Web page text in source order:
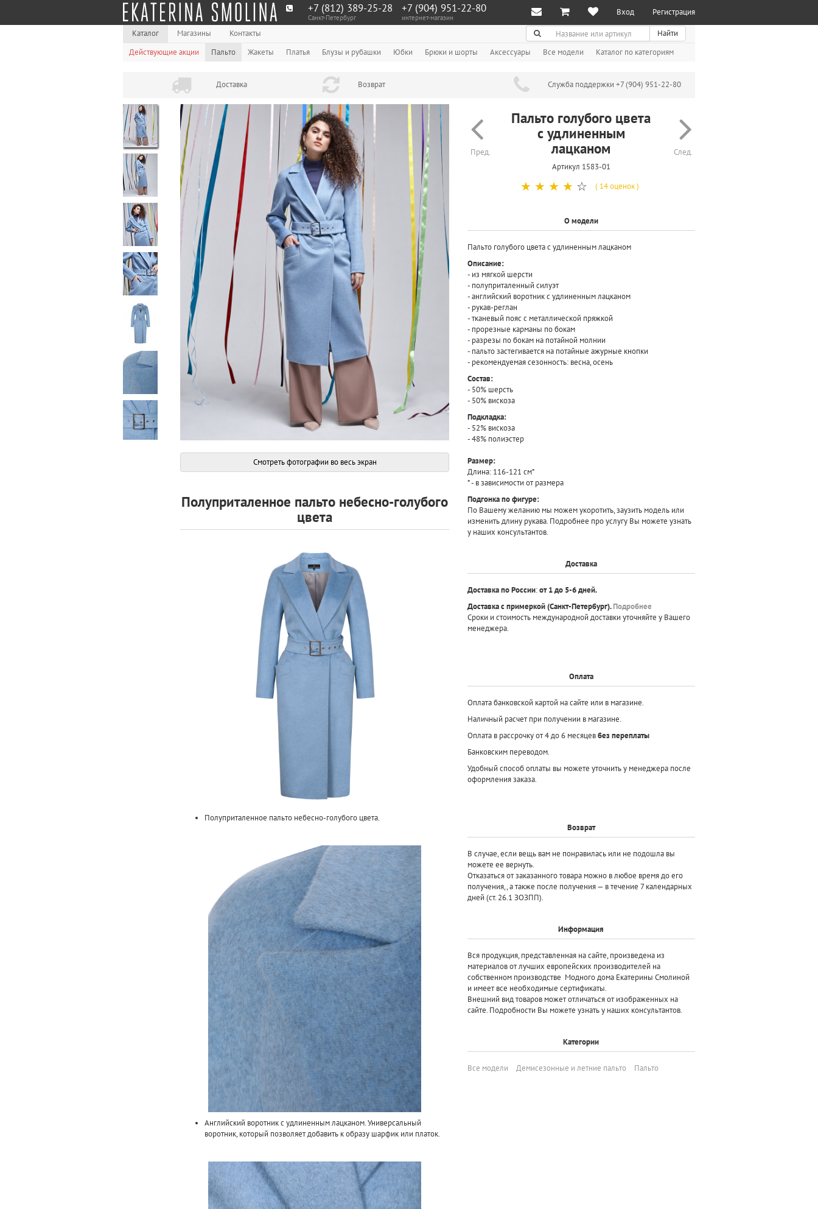
+7 (812) 389-25-28
Санкт-Петербург
+7 (904) 951‑22‑80
интернет-магазин
Вход Регистрация
Каталог Магазины Контакты Поиск
Найти
Действующие акции
Пальто Жакеты Платья Блузы и рубашки Юбки Брюки и шорты Аксессуары Все модели Каталог по категориям
Доставка Возврат Служба поддержки +7 (904) 951-22-80
Смотреть фотографии во весь экран
Полуприталенное пальто небесно-голубого
цвета
Полуприталенное пальто небесно-голубого цвета.
Английский воротник с удлиненным лацканом. Универсальный
воротник, который позволяет добавить к образу шарфик или платок.
Пред.
Пальто голубого цвета
с удлиненным
лацканом
Артикул 1583-01
След.
☆
☆
☆
☆
☆ ( 14 оценок )
О модели
Пальто голубого цвета с удлиненным лацканом
Описание:
- из мягкой шерсти
- полуприталенный силуэт
- английский воротник с удлиненным лацканом
- рукав-реглан
-тканевый пояс с металлической пряжкой
- прорезные карманы по бокам
- разрезы по бокам на потайной молнии
- пальто застегивается на потайные ажурные кнопки
- рекомендуемая сезонность: весна, осень
Состав:
- 50% шерсть
- 50% вискоза
Подкладка:
- 52% вискоза
- 48% полиэстер
Размер:
Длина: 116-121 см*
* - в зависимости от размера
Подгонка по фигуре:
По Вашему желанию мы можем укоротить, заузить модель или
изменить длину рукава. Подробнее про услугу Вы можете узнать
у наших консультантов.
Доставка
Доставка по России:от 1 до 5-6 дней.
Доставка с примеркой(Санкт-Петербург).Подробнее
Сроки и стоимость международной доставки уточняйте у Вашего
менеджера.
Оплата
Оплата банковской картой на сайте или в магазине.
Наличный расчет при получении в магазине.
Оплата в рассрочку от 4 до 6 месяцевбез переплаты
Банковским переводом.
Удобный способ оплаты вы можете уточнить у менеджера после
оформления заказа.
Возврат
В случае, если вещь вам не понравилась или не подошла вы
можете ее вернуть.
Отказаться от заказанного товара можно в любое время до его
получения,, а также после получения — в течение 7 календарных
дней (ст. 26.1 ЗОЗПП).
Информация
Вся продукция, представленная на сайте, произведена из
материалов от лучших европейских производителей на
собственном производстве Модного дома Екатерины Смолиной
и имеет все необходимые сертификаты.
Внешний вид товаров может отличаться от изображенных на
сайте. Подробности Вы можете узнать у наших консультантов.
Категории
Все модели Демисезонные и летние пальто Пальто